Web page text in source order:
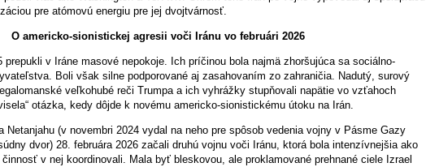
pre atómovú energiu pre jej dvojtvárnosť.
O americko-sionistickej agresii voči Iránu vo februári 2026
prepukli v Iráne masové nepokoje. Ich príčinou bola najmä zhoršujúca sa sociálno-
Boli však silne podporované aj zasahovaním zo zahraničia. Nadutý, surový
veľkohubé reči Trumpa a ich vyhrážky stupňovali napätie vo vzťahoch
otázka, kedy dôjde k novému americko-sionistickému útoku na Irán.
Netanjahu (v novembri 2024 vydal na neho pre spôsob vedenia vojny v Pásme Gazy
dvor) 28. februára 2026 začali druhú vojnu voči Iránu, ktorá bola intenzívnejšia ako
v nej koordinovali. Mala byť bleskovou, ale proklamované prehnané ciele Izrael